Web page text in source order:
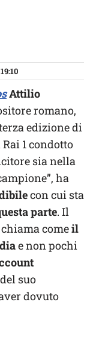
Attilio
romano,
edizione di
1 condotto
sia nella
ha
con cui sta
parte. Il
comeil
e non pochi
suo
dovuto